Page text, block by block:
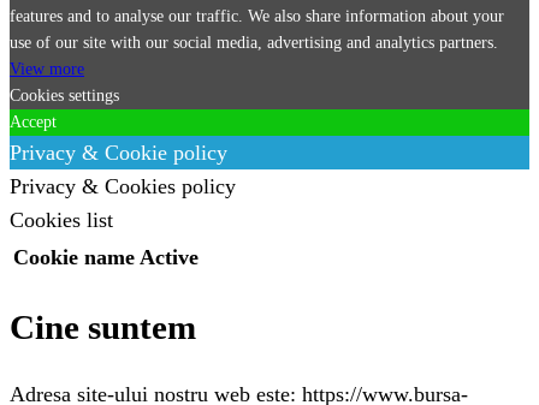
features and to analyse our traffic. We also share information about your
use of our site with our social media, advertising and analytics partners.
View more
Cookies settings
Accept
Privacy & Cookie policy
Privacy & Cookies policy
Cookies list
Cookie name Active
Cine suntem
Adresa site-ului nostru web este: https://www.bursa-